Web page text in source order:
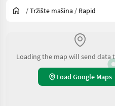
/Tržište mašina / Rapid
Loading the map will send data
Load Google Maps